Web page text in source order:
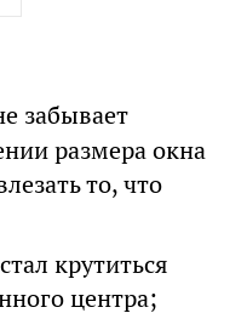
забывает
размера окна
то, что
крутиться
центра;